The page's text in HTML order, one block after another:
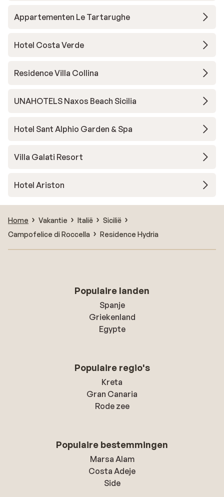
geeft
uur,
en
lopen
Appartementen Le Tartarughe
Hotel Costa Verde
Residence Villa Collina
UNAHOTELS Naxos Beach Sicilia
Hotel Sant Alphio Garden & Spa
Villa Galati Resort
Hotel Ariston
Home Vakantie Italië
Sicilië
Campofelice di Roccella
Residence Hydria
Populaire landen
Spanje
Griekenland
Egypte
Populaire regio's
Kreta
Gran Canaria
Rode zee
Populaire bestemmingen
Marsa Alam
Costa Adeje
Side